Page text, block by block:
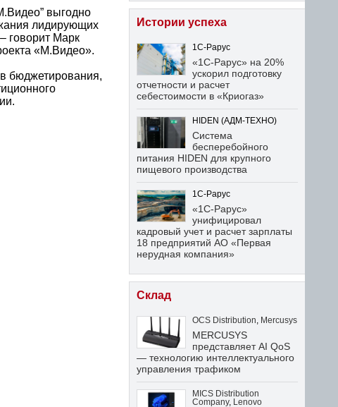
выгодно
лидирующих
говорит Марк
«М.Видео».
бюджетирования,
Истории успеха
1С-Рарус
«1С-Рарус» на 20%
ускорил подготовку
отчетности и расчет
себестоимости в «Криогаз»
HIDEN (АДМ-ТЕХНО)
Система
бесперебойного
питания HIDEN для крупного
пищевого производства
1С-Рарус
«1С-Рарус»
унифицировал
кадровый учет и расчет зарплаты
18 предприятий АО «Первая
нерудная компания»
Склад
OCS Distribution Mercusys
MERCUSYS
представляет AI QoS
— технологию интеллектуального
управления трафиком
MICS Distribution
Company, Lenovo